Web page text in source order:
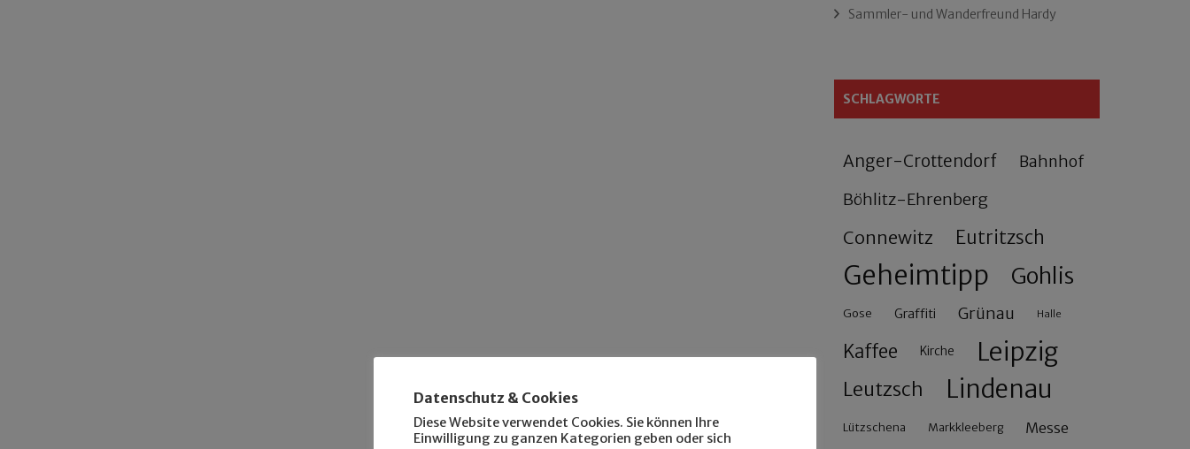
Sammler- und Wanderfreund Hardy
SCHLAGWORTE
Anger-Crottendorf Bahnhof
Böhlitz-Ehrenberg
Connewitz Eutritzsch
Geheimtipp Gohlis
Gose Graffiti Grünau Halle
Kaffee Kirche Leipzig
Leutzsch Lindenau
Lützschena Markkleeberg Messe
Datenschutz & Cookies
Diese Website verwendet Cookies. Sie können Ihre
Einwilligung zu ganzen Kategorien geben oder sich